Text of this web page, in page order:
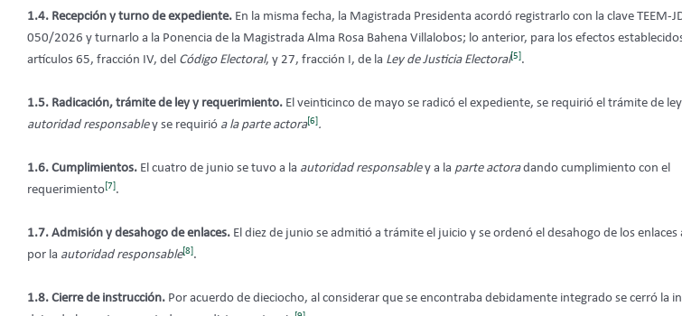
1.4. Recepción y turno de expediente. En la misma fecha, la Magistrada Presidenta acordó registrarlo con la clave TEEM-
050/2026 y turnarlo a la Ponencia de la Magistrada Alma Rosa Bahena Villalobos; lo anterior, para los efectos
artículos 65, fracción IV, del Código Electoral, y 27, fracción I, de la Ley de Justicia Electoral[5] .
1.5. Radicación, trámite de ley y requerimiento. El veinticinco de mayo se radicó el expediente, se requirió el trámite de ley
autoridad responsabley se requirió a la parte actora[6] .
1.6. Cumplimientos. El cuatro de junio se tuvo a la autoridad responsabley a la parte actoradando cumplimiento con el
requerimiento [7] .
1.7. Admisión y desahogo de enlaces. El diez de junio se admitió a trámite el juicio y se ordenó el desahogo de los
por la autoridad responsable[8] .
1.8. Cierre de instrucción. Por acuerdo de dieciocho, al considerar que se encontraba debidamente integrado se cerró la